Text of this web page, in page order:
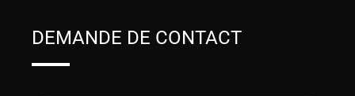
DEMANDE DE CONTACT